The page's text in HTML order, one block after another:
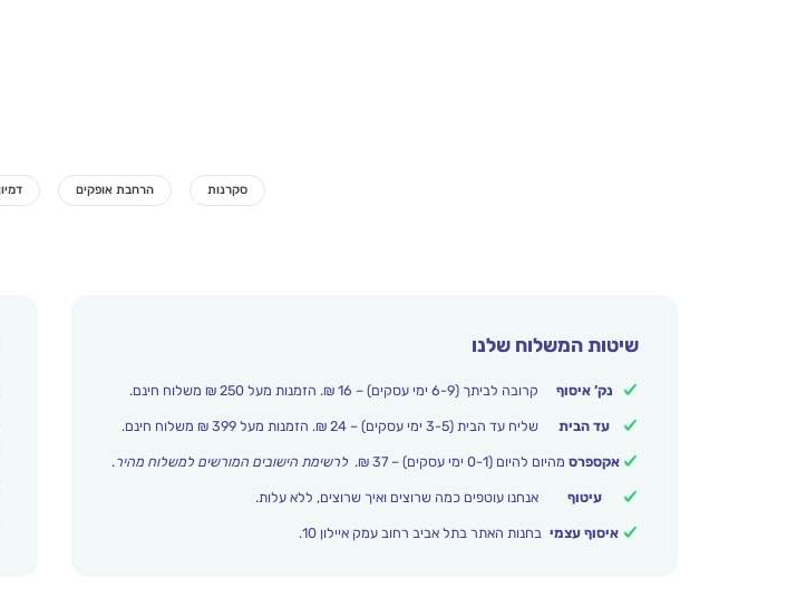
שיטות המשלוח שלנו
נק’ איסוף קרובה לביתך (6-9 ימי עסקים) – 16 ₪. הזמנות מעל 250 ₪ משלוח חינם.
עד הבית שליח עד הבית (3-5 ימי עסקים) – 24 ₪. הזמנות מעל 399 ₪ משלוח חינם.
אקספרס מהיום להיום (0-1 ימי עסקים) – 37 ₪. לרשימת הישובים המורשים למשלוח מהיר.
עיטוף אנחנו עוטפים כמה שרוצים ואיך שרוצים, ללא עלות.
איסוף עצמי בחנות האתר בתל אביב רחוב עמק איילון 10.